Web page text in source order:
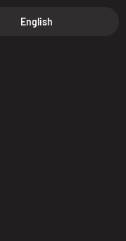
English